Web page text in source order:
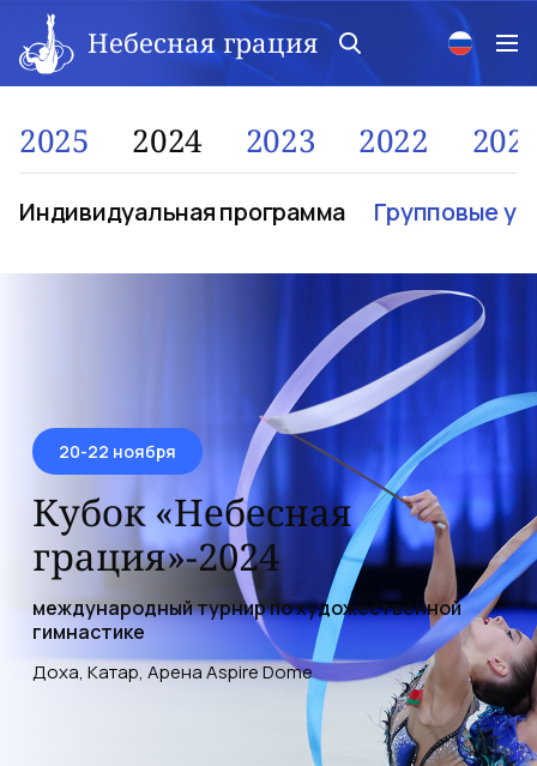
Небесная грация
2025 2024 2023 2022
Индивидуальная программа Групповые
20-22 ноября
Кубок «Небесная
грация»-2024
международный турнир по художественной
гимнастике
Доха, Катар, Арена Aspire Dome